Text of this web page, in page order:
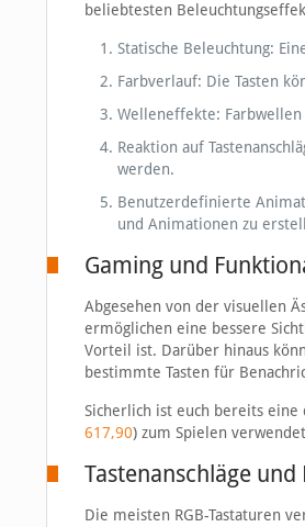
beliebtesten
Statische Beleuchtung:
Farbverlauf: Die Tasten
Welleneffekte:
Reaktion auf
werden.
Benutzerdefinierte
und Animationen zu
Gaming und
Abgesehen von der visuellen
ermöglichen eine bessere
Vorteil ist. Darüber hinaus
bestimmte Tasten für
Sicherlich ist euch bereits eine
617,90) zum Spielen
Tastenanschläge
Die meisten RGB-Tastaturen